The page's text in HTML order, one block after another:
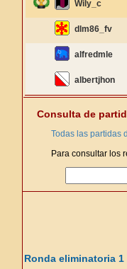
Wily_c
dlm86_fv
alfredmle
albertjhon
Consulta de
Todas las partidas
Para consultar los
Ronda eliminatoria 1